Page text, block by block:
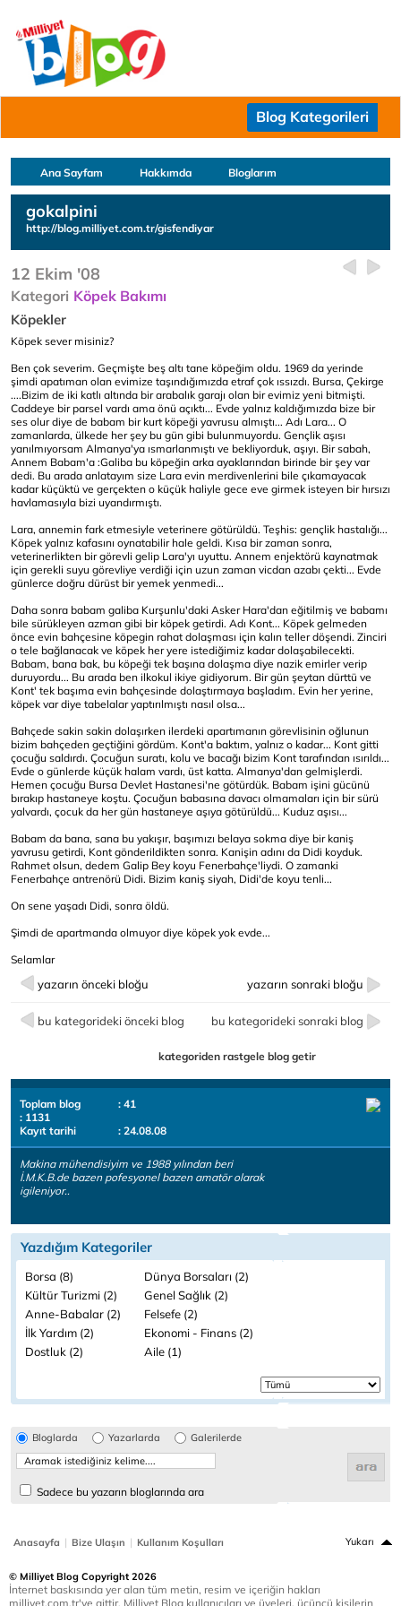
Blog Kategorileri
Ana Sayfam Hakkımda Bloglarım
gokalpini
http://blog.milliyet.com.tr/gisfendiyar
12 Ekim '08
Kategori Köpek Bakımı
Köpekler
Köpek sever misiniz?
Ben çok severim. Geçmişte beş altı tane köpeğim oldu. 1969 da yerinde
şimdi apatıman olan evimize taşındığımızda etraf çok ıssızdı. Bursa, Çekirge
....Bizim de iki katlı altında bir arabalık garajı olan bir evimiz yeni bitmişti.
Caddeye bir parsel vardı ama önü açıktı... Evde yalnız kaldığımızda bize bir
ses olur diye de babam bir kurt köpeği yavrusu almıştı... Adı Lara... O
zamanlarda, ülkede her şey bu gün gibi bulunmuyordu. Gençlik aşısı
yanılmıyorsam Almanya'ya ısmarlanmıştı ve bekliyorduk, aşıyı. Bir sabah,
Annem Babam'a :Galiba bu köpeğin arka ayaklarından birinde bir şey var
dedi. Bu arada anlatayım size Lara evin merdivenlerini bile çıkamayacak
kadar küçüktü ve gerçekten o küçük haliyle gece eve girmek isteyen bir hırsızı
havlamasıyla bizi uyandırmıştı.
Lara, annemin fark etmesiyle veterinere götürüldü. Teşhis: gençlik hastalığı...
Köpek yalnız kafasını oynatabilir hale geldi. Kısa bir zaman sonra,
veterinerlikten bir görevli gelip Lara'yı uyuttu. Annem enjektörü kaynatmak
için gerekli suyu görevliye verdiği için uzun zaman vicdan azabı çekti... Evde
günlerce doğru dürüst bir yemek yenmedi...
Daha sonra babam galiba Kurşunlu'daki Asker Hara'dan eğitilmiş ve babamı
bile sürükleyen azman gibi bir köpek getirdi. Adı Kont... Köpek gelmeden
önce evin bahçesine köpegin rahat dolaşması için kalın teller döşendi. Zinciri
o tele bağlanacak ve köpek her yere istediğimiz kadar dolaşabilecekti.
Babam, bana bak, bu köpeği tek başına dolaşma diye nazik emirler verip
duruyordu... Bu arada ben ilkokul ikiye gidiyorum. Bir gün şeytan dürttü ve
Kont' tek başıma evin bahçesinde dolaştırmaya başladım. Evin her yerine,
köpek var diye tabelalar yaptırılmıştı nasıl olsa...
Bahçede sakin sakin dolaşırken ilerdeki apartımanın görevlisinin oğlunun
bizim bahçeden geçtiğini gördüm. Kont'a baktım, yalnız o kadar... Kont gitti
çocuğu saldırdı. Çocuğun suratı, kolu ve bacağı bizim Kont tarafından ısırıldı...
Evde o günlerde küçük halam vardı, üst katta. Almanya'dan gelmişlerdi.
Hemen çocuğu Bursa Devlet Hastanesi'ne götürdük. Babam işini gücünü
bırakıp hastaneye koştu. Çocuğun babasına davacı olmamaları için bir sürü
yalvardı, çocuk da her gün hastaneye aşıya götürüldü... Kuduz aşısı...
Babam da bana, sana bu yakışır, başımızı belaya sokma diye bir kaniş
yavrusu getirdi, Kont gönderildikten sonra. Kanişin adını da Didi koyduk.
Rahmet olsun, dedem Galip Bey koyu Fenerbahçe'liydi. O zamanki
Fenerbahçe antrenörü Didi. Bizim kaniş siyah, Didi'de koyu tenli...
On sene yaşadı Didi, sonra öldü.
Şimdi de apartmanda olmuyor diye köpek yok evde...
Selamlar
yazarın önceki bloğu yazarın sonraki bloğu
bu kategorideki önceki blog bu kategorideki sonraki blog
kategoriden rastgele blog getir
Toplam blog
: 41
: 1131
Kayıt tarihi
: 24.08.08
Makina mühendisiyim ve 1988 yılından beri
İ.M.K.B.de bazen pofesyonel bazen amatör olarak
igileniyor..
Yazdığım Kategoriler
Borsa (8)
Dünya Borsaları (2)
Kültür Turizmi (2)
Genel Sağlık (2)
Anne-Babalar (2)
Felsefe (2)
İlk Yardım (2)
Ekonomi - Finans (2)
Dostluk (2)
Aile (1)
Bloglarda Yazarlarda Galerilerde
Sadece bu yazarın bloglarında ara
Anasayfa | Bize Ulaşın | Kullanım Koşulları Yukarı
© Milliyet Blog Copyright 2026
İnternet baskısında yer alan tüm metin, resim ve içeriğin hakları
milliyet.com.tr'ye aittir. Milliyet Blog kullanıcıları ve üyeleri, üçüncü kişilerin